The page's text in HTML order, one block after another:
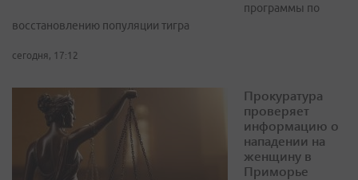
программы по
восстановлению популяции тигра
сегодня, 17:12
Прокуратура
проверяет
информацию о
нападении на
женщину в
Приморье